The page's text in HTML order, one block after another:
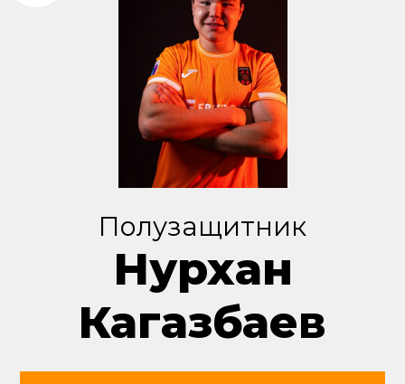
Полузащитник
Нурхан
Кагазбаев